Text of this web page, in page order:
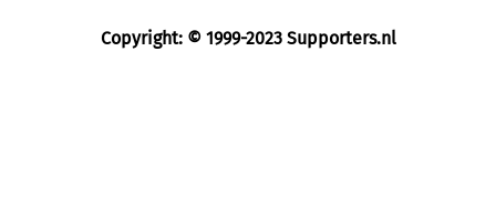
Copyright: © 1999-2023 Supporters.nl